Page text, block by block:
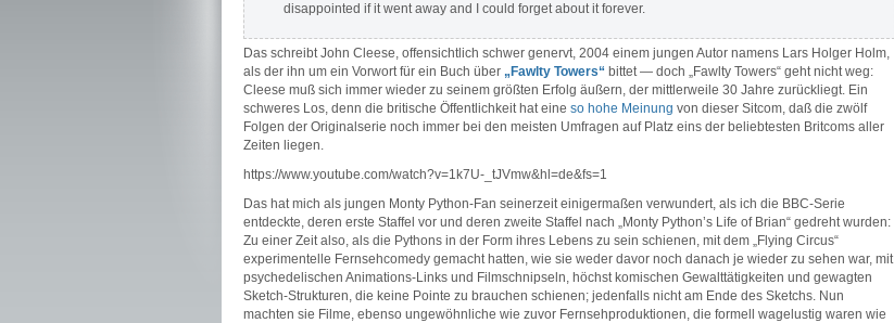
disappointed if it went away and I could forget about it forever.
Das schreibt John Cleese, offensichtlich schwer genervt, 2004 einem jungen Autor namens Lars Holger Holm,
als der ihn um ein Vorwort für ein Buch über „Fawlty Towers“ bittet — doch „Fawlty Towers“ geht nicht weg:
Cleese muß sich immer wieder zu seinem größten Erfolg äußern, der mittlerweile 30 Jahre zurückliegt. Ein
schweres Los, denn die britische Öffentlichkeit hat eine so hohe Meinung von dieser Sitcom, daß die zwölf
Folgen der Originalserie noch immer bei den meisten Umfragen auf Platz eins der beliebtesten Britcoms aller
Zeiten liegen.
https://www.youtube.com/watch?v=1k7U-_tJVmw&hl=de&fs=1
Das hat mich als jungen Monty Python-Fan seinerzeit einigermaßen verwundert, als ich die BBC-Serie
entdeckte, deren erste Staffel vor und deren zweite Staffel nach „Monty Python’s Life of Brian“ gedreht wurden:
Zu einer Zeit also, als die Pythons in der Form ihres Lebens zu sein schienen, mit dem „Flying Circus“
experimentelle Fernsehcomedy gemacht hatten, wie sie weder davor noch danach je wieder zu sehen war, mit
psychedelischen Animations-Links und Filmschnipseln, höchst komischen Gewalttätigkeiten und gewagten
Sketch-Strukturen, die keine Pointe zu brauchen schienen; jedenfalls nicht am Ende des Sketchs. Nun
machten sie Filme, ebenso ungewöhnliche wie zuvor Fernsehproduktionen, die formell wagelustig waren wie